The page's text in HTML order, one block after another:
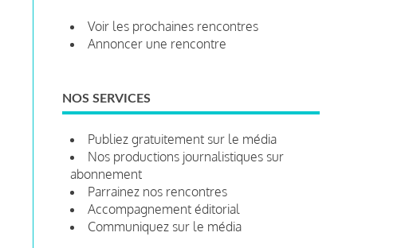
Voir les prochaines rencontres
Annoncer une rencontre
NOS SERVICES
Publiez gratuitement sur le média
Nos productions journalistiques sur
abonnement
Parrainez nos rencontres
Accompagnement éditorial
Communiquez sur le média